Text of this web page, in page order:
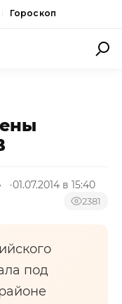
Гороскоп
01.07.2014 в 15:40
2381
под